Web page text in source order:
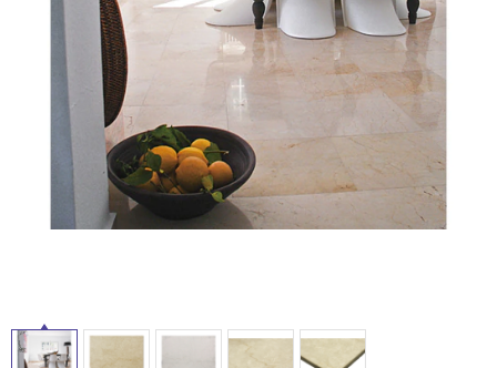
ロートアイアン 天然石・石材
メンテナンス・ 新商品
お役立ち情報 住まいのスタイリング
アイデア
ミラタップチャンネル
ル